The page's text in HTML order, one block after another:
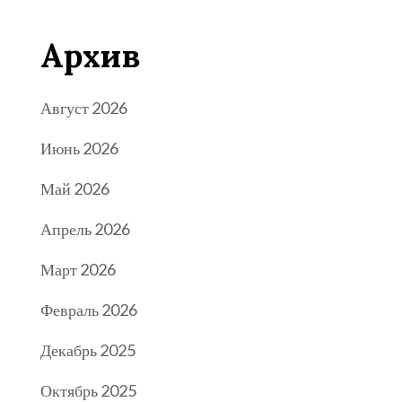
Архив
Август 2026
Июнь 2026
Май 2026
Апрель 2026
Март 2026
Февраль 2026
Декабрь 2025
Октябрь 2025